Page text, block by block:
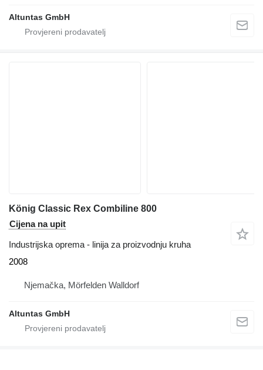
Altuntas GmbH
König Classic Rex Combiline 800
Cijena na upit
Industrijska oprema - linija za proizvodnju kruha
2008
Njemačka, Mörfelden Walldorf
Altuntas GmbH